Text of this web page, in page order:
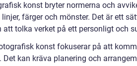
konst bryter normerna och
färger och mönster. Det är ett
tolka verket på ett personligt och
konst fokuserar på att
kan kräva planering och